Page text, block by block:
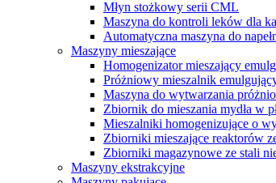
Młyn stożkowy serii CML
Maszyna do kontroli leków dla
Automatyczna maszyna do
Maszyny mieszające
Homogenizator mieszający
Próżniowy mieszalnik
Maszyna do wytwarzania
Zbiornik do mieszania mydła w
Mieszalniki homogenizujące o
Zbiorniki mieszające reaktorów
Zbiorniki magazynowe ze stali
Maszyny ekstrakcyjne